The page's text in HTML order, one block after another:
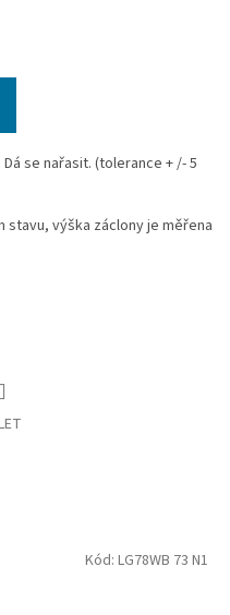
se nařasit. (tolerance + /- 5
stavu, výška záclony je měřena
Kód: LG78WB 73 N1